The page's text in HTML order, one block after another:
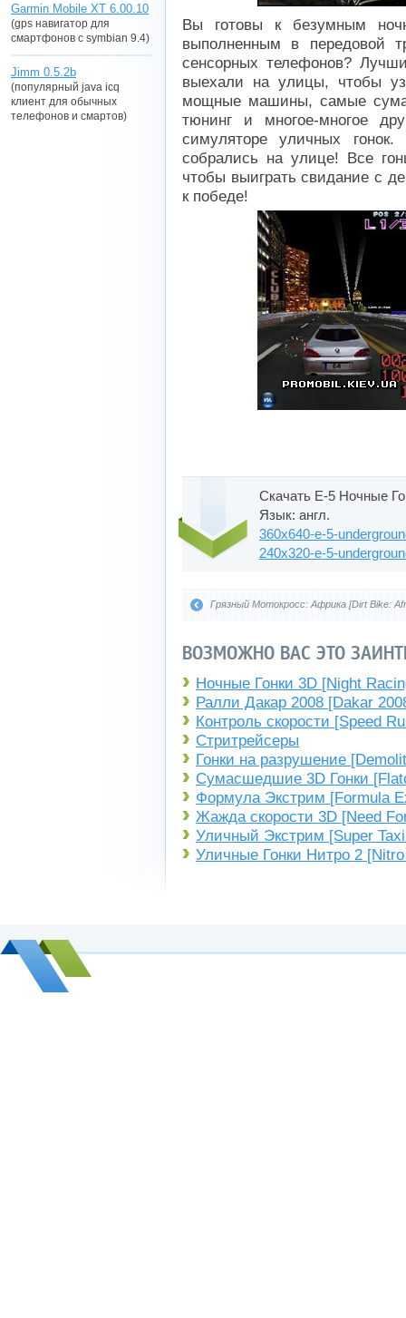
Вы готовы к безумным
выполненным в передовой
сенсорных телефонов?
выехали на улицы, чтобы
мощные машины, самые
тюнинг и многое-многое
симуляторе уличных
собрались на улице! Все
чтобы выиграть свидание с
к победе!
Скачать E-5 Ночные
Язык: англ.
360x640-e-5-
240x320-e-5-
Грязный Мотокросс: Африка [Dirt Bike:
ВОЗМОЖНО ВАС ЭТО
Ночные Гонки 3D [Night
Ралли Дакар 2008 [Dakar
Контроль скорости [Speed
Стритрейсеры
Гонки на разрушение
Сумасшедшие 3D Гонки
Формула Экстрим [Formula
Жажда скорости 3D [Need
Уличный Экстрим [Super
Уличные Гонки Нитро 2
Garmin Mobile XT 6.00.10
(gps навигатор для
смартфонов с symbian 9.4)
Jimm 0.5.2b
(популярный java icq
клиент для обычных
телефонов и смартов)